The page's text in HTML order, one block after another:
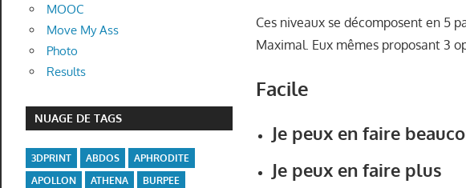
Ces niveaux se décomposent en 5
Maximal. Eux mêmes proposant 3
Facile
Je peux en faire
Je peux en faire plus
MOOC
Move My Ass
Photo
Results
NUAGE DE TAGS
3DPRINT ABDOS
APHRODITE
APOLLON
ATHENA
BURPEE